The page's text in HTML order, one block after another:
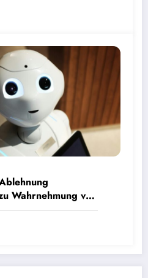
Studie zu Wahrnehmung von Fairness bei KI-
Wahrnehmung von